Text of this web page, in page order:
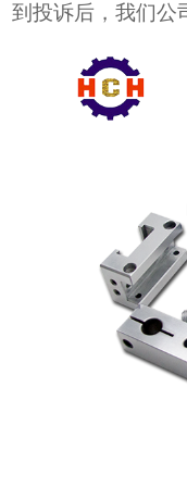
到投诉后，我们公